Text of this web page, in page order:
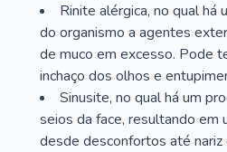
Rinite alérgica, no qual há
do organismo a agentes
de muco em excesso. Pode
inchaço dos olhos e
Sinusite, no qual há um
seios da face, resultando em
desde desconfortos até